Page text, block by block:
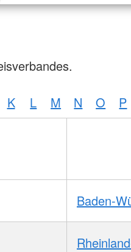
K L M N O P
Baden-